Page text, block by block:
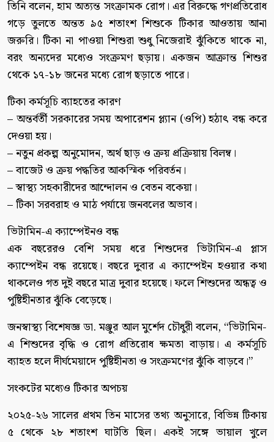
তিনি বলেন, হাম অত্যন্ত সংক্রামক রোগ। এর বিরুদ্ধে গণপ্রতিরোধ
গড়ে তুলতে অন্তত ৯৫ শতাংশ শিশুকে টিকার আওতায় আনা
জরুরি। টিকা না পাওয়া শিশুরা শুধু নিজেরাই ঝুঁকিতে থাকে না,
বরং অন্যদের মধ্যেও সংক্রমণ ছড়ায়। একজন আক্রান্ত শিশুর
থেকে ১৭-১৮ জনের মধ্যে রোগ ছড়াতে পারে।
টিকা কর্মসূচি ব্যাহতের কারণ
– অন্তর্বর্তী সরকারের সময় অপারেশন প্ল্যান (ওপি) হঠাৎ বন্ধ করে
দেওয়া হয়।
– নতুন প্রকল্প অনুমোদন, অর্থ ছাড় ও ক্রয় প্রক্রিয়ায় বিলম্ব।
– বাজেট ও ক্রয় পদ্ধতির আকস্মিক পরিবর্তন।
– স্বাস্থ্য সহকারীদের আন্দোলন ও বেতন বকেয়া।
– টিকা সরবরাহ ও মাঠ পর্যায়ে জনবলের অভাব।
ভিটামিন-এ ক্যাম্পেইনও বন্ধ
এক বছরেরও বেশি সময় ধরে শিশুদের ভিটামিন-এ প্লাস
ক্যাম্পেইন বন্ধ রয়েছে। বছরে দুবার এ ক্যাম্পেইন হওয়ার কথা
থাকলেও গত দুই বছরে মাত্র দুবার হয়েছে। ফলে শিশুদের অন্ধত্ব ও
পুষ্টিহীনতার ঝুঁকি বেড়েছে।
জনস্বাস্থ্য বিশেষজ্ঞ ডা. মঞ্জুর আল মুর্শেদ চৌধুরী বলেন, “ভিটামিন-
এ শিশুদের বৃদ্ধি ও রোগ প্রতিরোধ ক্ষমতা বাড়ায়। এ কর্মসূচি
ব্যাহত হলে দীর্ঘমেয়াদে পুষ্টিহীনতা ও সংক্রমণের ঝুঁকি বাড়বে।”
সংকটের মধ্যেও টিকার অপচয়
২০২৫-২৬ সালের প্রথম তিন মাসের তথ্য অনুসারে, বিভিন্ন টিকায়
৫ থেকে ২৮ শতাংশ ঘাটতি ছিল। একই সঙ্গে ভায়াল খুলে